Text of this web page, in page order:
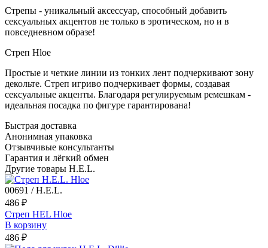
Стрепы - уникальный аксессуар, способный добавить
сексуальных акцентов не только в эротическом, но и в
повседневном образе!
Стреп Hloe
Простые и четкие линии из тонких лент подчеркивают зону
декольте. Стреп игриво подчеркивает формы, создавая
сексуальные акценты. Благодаря регулируемым ремешкам -
идеальная посадка по фигуре гарантирована!
Быстрая доставка
Анонимная упаковка
Отзывчивые консультанты
Гарантия и лёгкий обмен
Другие товары H.E.L.
00691 / H.E.L.
486 ₽
Стреп HEL Hloe
В корзину
486 ₽